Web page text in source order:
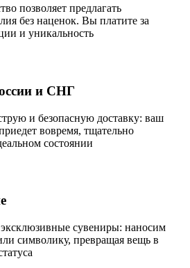
позволяет предлагать
без наценок. Вы платите за
и уникальность
и СНГ
и безопасную доставку: ваш
вовремя, тщательно
состоянии
сувениры: наносим
символику, превращая вещь в